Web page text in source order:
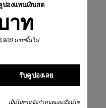
องแทนเงินสด
าท
บาทขึ้นไป
รับคูปองเลย
เป็นไปตามข้อกำหนดและเงื่อนไข
บทวิจารณ์0 บทที่